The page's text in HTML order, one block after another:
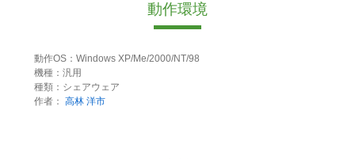
動作環境
動作OS：Windows XP/Me/2000/NT/98
機種：汎用
種類：シェアウェア
作者： 高林 洋市